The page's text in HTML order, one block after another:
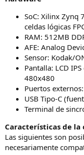
SoC: Xilinx Zynq
celdas lógicas
RAM: 512MB
AFE: Analog
Sensor: Kodak/
Pantalla: LCD
480x480
Puertos
USB Tipo-C
Terminal de
Características de la
Las siguientes son
necesariamente